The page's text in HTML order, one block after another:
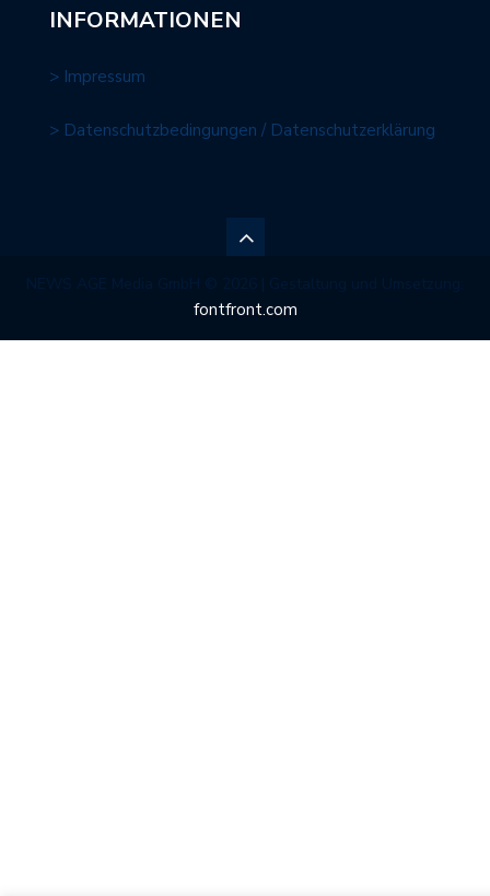
INFORMATIONEN
> Impressum
> Datenschutzbedingungen / Datenschutzerklärung
fontfront.com